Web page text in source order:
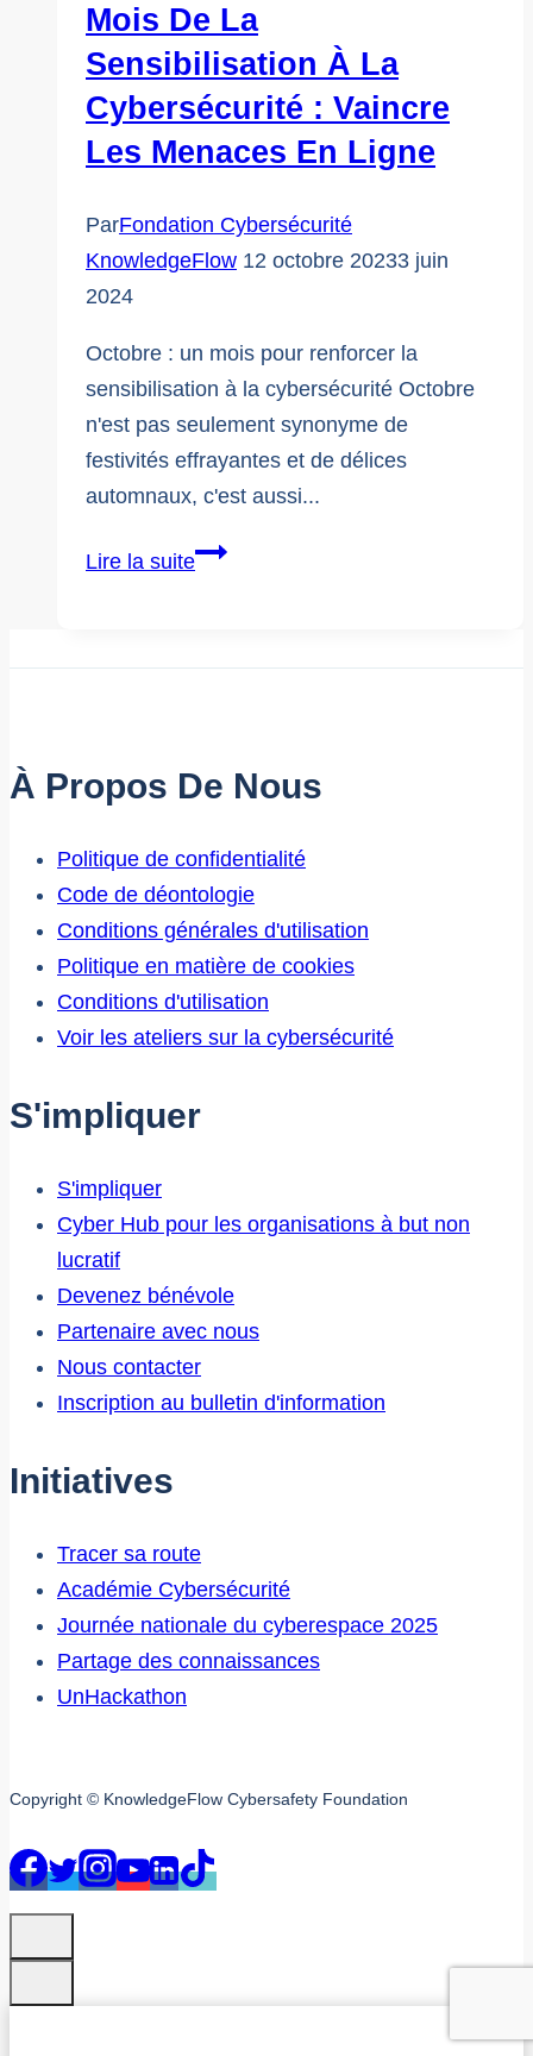
guide
pour
garder
vos
en
sécurité
Mois De La
Sensibilisation À La
Cybersécurité : Vaincre
Les Menaces En Ligne
ParFondation Cybersécurité
KnowledgeFlow 12 octobre 20233 juin
2024
Octobre : un mois pour renforcer la
sensibilisation à la cybersécurité Octobre
n'est pas seulement synonyme de
festivités effrayantes et de délices
automnaux, c'est aussi...
Lire la suiteMois
:
les
menaces
en
ligne
À Propos De Nous
Politique de confidentialité
Code de déontologie
Conditions générales d'utilisation
Politique en matière de cookies
Conditions d'utilisation
Voir les ateliers sur la cybersécurité
S'impliquer
S'impliquer
Cyber Hub pour les organisations à but non
lucratif
Devenez bénévole
Partenaire avec nous
Nous contacter
Inscription au bulletin d'information
Initiatives
Tracer sa route
Académie Cybersécurité
Journée nationale du cyberespace 2025
Partage des connaissances
UnHackathon
Copyright © KnowledgeFlow Cybersafety Foundation